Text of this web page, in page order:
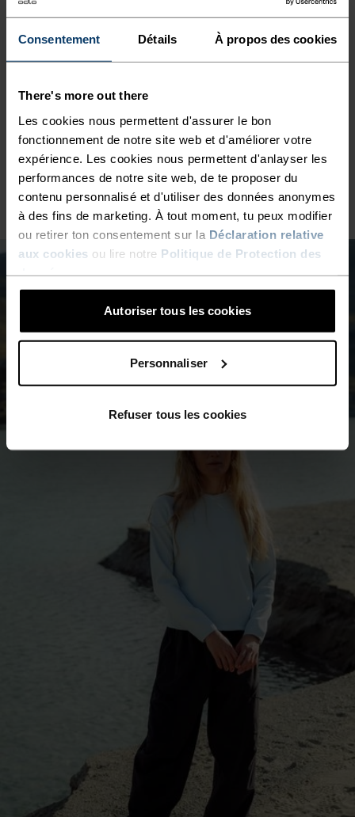
Consentement Détails À propos des cookies
There's more out there
Les cookies nous permettent d'assurer le bon
fonctionnement de notre site web et d'améliorer votre
expérience. Les cookies nous permettent d'anlayser les
performances de notre site web, de te proposer du
contenu personnalisé et d'utiliser des données anonymes
à des fins de marketing. À tout moment, tu peux modifier
ou retirer ton consentement sur la Déclaration relative
aux cookies ou lire notre Politique de Protection des
Autoriser tous les cookies
Personnaliser
Refuser tous les cookies
30°
25°
20°
15°
10°
5°
-5°
-15°
-20°
30°
25°
20°
15°
10°
5°
-5°
-10°
-15°
-20°
-25°
-30°